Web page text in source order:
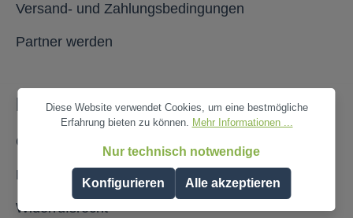
Versand- und Zahlungsbedingungen
Partner werden
Hilfe
Cookie-Voreinstellungen
Kontaktformular
Widerrufsrecht
Diese Website verwendet Cookies, um eine bestmögliche
Erfahrung bieten zu können.
Mehr Informationen ...
Nur technisch notwendige
Konfigurieren Alle akzeptieren